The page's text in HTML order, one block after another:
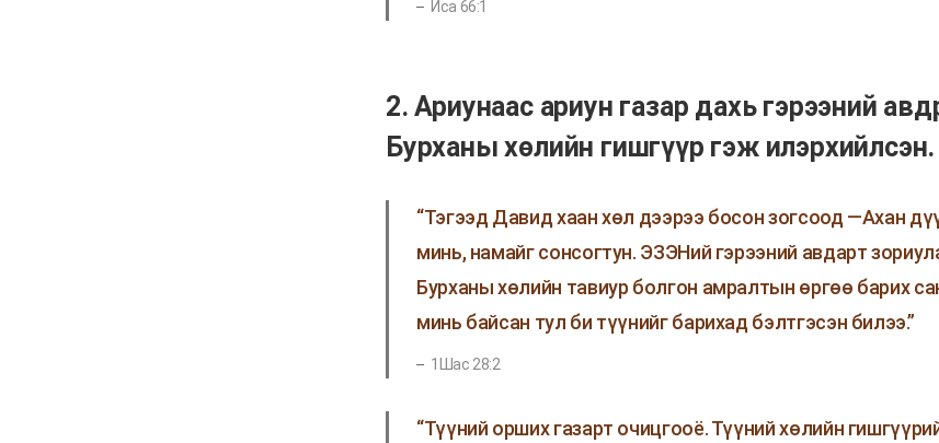
Иса 66:1
2. Ариунаас ариун газар дахь гэрээний
Бурханы хөлийн гишгүүр гэж илэрхийлсэн.
“Тэгээд Давид хаан хөл дээрээ босон зогсоод —Ахан
минь, намайг сонсогтун. ЭЗЭНий гэрээний авдарт
Бурханы хөлийн тавиур болгон амралтын өргөө барих
минь байсан тул би түүнийг барихад бэлтгэсэн билээ.”
1Шас 28:2
“Түүний орших газарт очицгооё. Түүний хөлийн